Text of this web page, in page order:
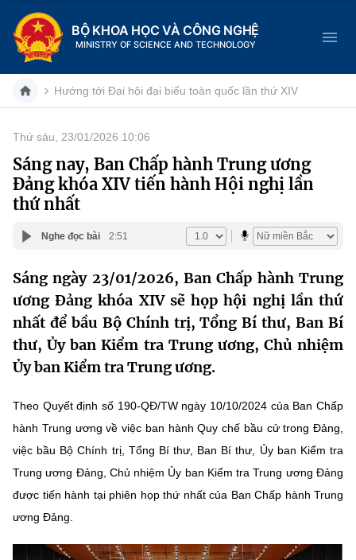
BỘ KHOA HỌC VÀ CÔNG NGHỆ
MINISTRY OF SCIENCE AND TECHNOLOGY
Danh mục
Trang chủ
Cơ cấu tổ chức
Lịch sử phát triển
Sở Khoa học và Công nghệ
Khoa học và Công nghệ
Đổi mới sáng tạo
Sở hữu trí tuệ
Tiêu chuẩn, đo lường, chất lượng
Dịch vụ công
Hệ thống văn bản
Văn bản QPPL
Văn bản chỉ đạo điều hành
Lấy ý kiến người dân về dự thảo VBQPPL
MST IOFFICE
THỐNG KÊ
Khoa học và Công nghệ
Đổi mới sáng tạo
Chuyển đổi số
Multimedia
THƯ ĐIỆN TỬ
Khác
Videos
Hướng tới Đại hội đại biểu toàn quốc lần thứ XIV
Thứ sáu, 23/01/2026 10:06
Sáng nay, Ban Chấp hành Trung ương
Đảng khóa XIV tiến hành Hội nghị lần
thứ nhất
Nghe đọc bài 2:51
Sáng ngày 23/01/2026, Ban Chấp hành Trung
ương Đảng khóa XIV sẽ họp hội nghị lần thứ
nhất để bầu Bộ Chính trị, Tổng Bí thư, Ban Bí
thư, Ủy ban Kiểm tra Trung ương, Chủ nhiệm
Ủy ban Kiểm tra Trung ương.
Theo Quyết định số 190-QĐ/TW ngày 10/10/2024 của Ban Chấp
hành Trung ương về việc ban hành Quy chế bầu cử trong Đảng,
việc bầu Bộ Chính trị, Tổng Bí thư, Ban Bí thư, Ủy ban Kiểm tra
Trung ương Đảng, Chủ nhiệm Ủy ban Kiểm tra Trung ương Đảng
được tiến hành tại phiên họp thứ nhất của Ban Chấp hành Trung
ương Đảng.